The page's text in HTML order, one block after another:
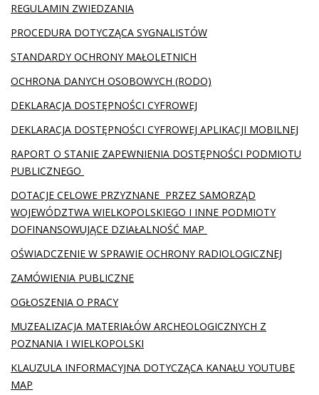
REGULAMIN ZWIEDZANIA
PROCEDURA DOTYCZĄCA SYGNALISTÓW
STANDARDY OCHRONY MAŁOLETNICH
OCHRONA DANYCH OSOBOWYCH (RODO)
DEKLARACJA DOSTĘPNOŚCI CYFROWEJ
DEKLARACJA DOSTĘPNOŚCI CYFROWEJ APLIKACJI MOBILNEJ
RAPORT O STANIE ZAPEWNIENIA DOSTĘPNOŚCI PODMIOTU
PUBLICZNEGO
DOTACJE CELOWE PRZYZNANE PRZEZ SAMORZĄD
WOJEWÓDZTWA WIELKOPOLSKIEGO I INNE PODMIOTY
DOFINANSOWUJĄCE DZIAŁALNOŚĆ MAP
OŚWIADCZENIE W SPRAWIE OCHRONY RADIOLOGICZNEJ
ZAMÓWIENIA PUBLICZNE
OGŁOSZENIA O PRACY
MUZEALIZACJA MATERIAŁÓW ARCHEOLOGICZNYCH Z
POZNANIA I WIELKOPOLSKI
KLAUZULA INFORMACYJNA DOTYCZĄCA KANAŁU YOUTUBE
MAP